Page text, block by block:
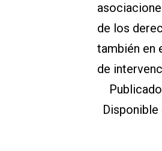
de los
también en
de